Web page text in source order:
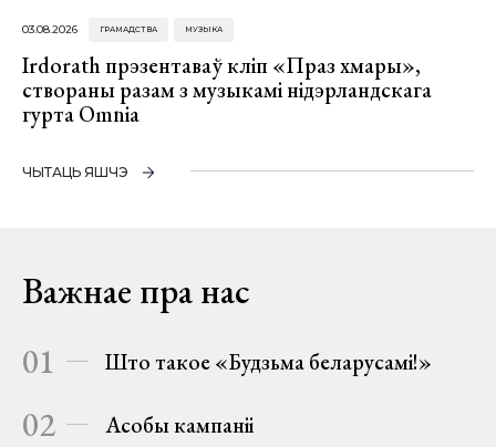
03.08.2026 ГРАМАДСТВА МУЗЫКА
Irdorath прэзентаваў кліп «Праз хмары»,
створаны разам з музыкамі нідэрландскага
гурта Omnia
ЧЫТАЦЬ ЯШЧЭ
Важнае пра нас
01 Што такое «Будзьма беларусамі!»
02 Асобы кампаніі